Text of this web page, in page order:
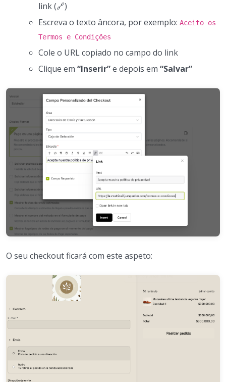
link (🔗)
Escreva o texto âncora, por exemplo: Aceito os
Termos e Condições
Cole o URL copiado no campo do link
Clique em “Inserir”e depois em “Salvar”
O seu checkout ficará com este aspeto: